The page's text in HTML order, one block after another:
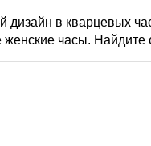
дизайн в кварцевых
часы. Найдите